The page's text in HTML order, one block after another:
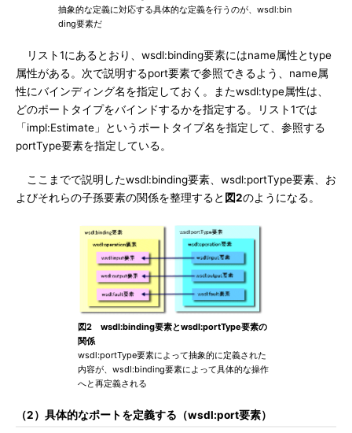
抽象的な定義に対応する具体的な定義を行うのが、wsdl:bin
ding要素だ
リスト1にあるとおり、wsdl:binding要素にはname属性とtype
属性がある。次で説明するport要素で参照できるよう、name属
性にバインディング名を指定しておく。またwsdl:type属性は、
どのポートタイプをバインドするかを指定する。リスト1では
「impl:Estimate」というポートタイプ名を指定して、参照する
portType要素を指定している。
ここまでで説明したwsdl:binding要素、wsdl:portType要素、お
よびそれらの子孫要素の関係を整理すると 図2のようになる。
図2 wsdl:binding要素とwsdl:portType要素の
関係
wsdl:portType要素によって抽象的に定義された
内容が、wsdl:binding要素によって具体的な操作
へと再定義される
（2）具体的なポートを定義する（wsdl:port要素）